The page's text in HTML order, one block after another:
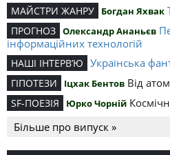
МАЙСТРИ ЖАНРУ Богдан Яхвак
ПРОГНОЗ Олександр Ананьєв
інформаційних технологій
НАШІ ІНТЕРВ’Ю Українська
ГІПОТЕЗИ Іцхак Бентов Від
SF-ПОЕЗІЯ Юрко Чорній
Більше про випуск »